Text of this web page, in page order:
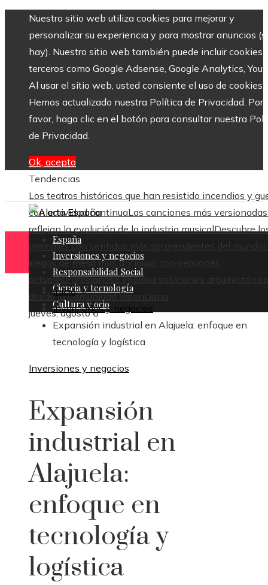
Nuestro sitio web utiliza cookies para mejorar y
personalizar su experiencia y para mostrar anuncios
hay). Nuestro sitio web también puede incluir cookies
terceros como Google Adsense, Google Analytics,
Al usar el sitio web, usted consiente el uso de cookies.
Hemos actualizado nuestra Política de Privacidad. Por
favor, haga clic en el botón para consultar nuestra
de Privacidad.
Ok, acepto
Tendencias
Los teatros históricos que han resistido incendios y
con actividad continuaLas canciones más
reflejan la evolución de la industria musicalDescubre
animales con sentidos más sorprendentes del mundo
juegos de mesa más antiguos con versiones
actualesPorcelanosa impulsa soluciones
desde la Comunidad Valenciana
jueves, agosto 6
España
Inversiones y negocios
Responsabilidad Social
Ciencia y tecnología
Cultura y ocio
Inicio
Inversiones y negocios
Expansión industrial en Alajuela: enfoque en
tecnología y logística
Inversiones y negocios
Expansión
industrial en
Alajuela:
enfoque en
tecnología y
logística